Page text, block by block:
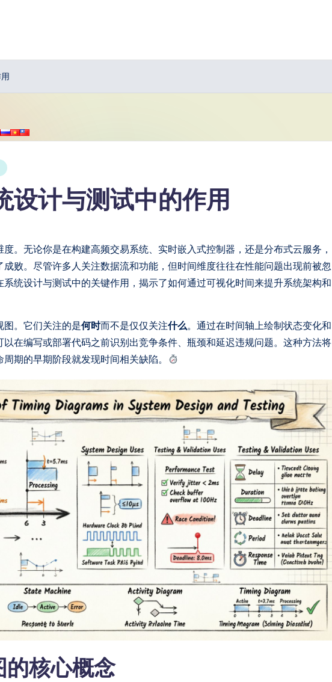
设计与测试中的作用
。无论你是在构建高频交易系统、实时嵌入式控制器，还是分布式云服务，
败。尽管许多人关注数据流和功能，但时间维度往往在性能问题出现前被忽
统设计与测试中的关键作用，揭示了如何通过可视化时间来提升系统架构和
图。它们关注的是何时而不是仅仅关注什么。通过在时间轴上绘制状态变化和
在编写或部署代码之前识别出竞争条件、瓶颈和延迟违规问题。这种方法将
期的早期阶段就发现时间相关缺陷。
核心概念